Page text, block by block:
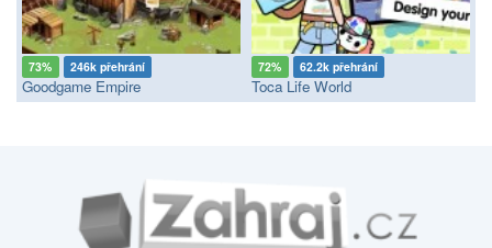
73% 246k přehrání
Goodgame Empire
72% 62.2k přehrání
Toca Life World